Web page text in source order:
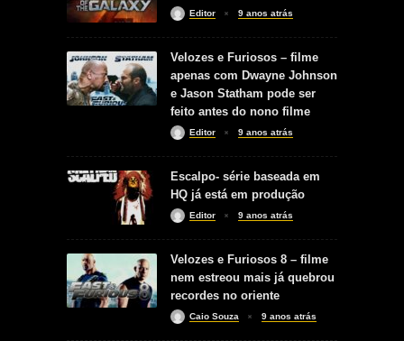
Editor 9 anos atrás
Velozes e Furiosos – filme
apenas com Dwayne Johnson
e Jason Statham pode ser
feito antes do nono filme
Editor 9 anos atrás
Escalpo- série baseada em
HQ já está em produção
Editor 9 anos atrás
Velozes e Furiosos 8 – filme
nem estreou mais já quebrou
recordes no oriente
Caio Souza 9 anos atrás